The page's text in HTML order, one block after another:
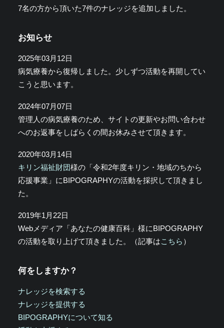
7名の方から頂いた7件のナレッジを追加しました。
お知らせ
2025年03月12日
病気療養から復帰しました。少しずつ活動を再開してい
こうと思います。
2024年07月07日
管理人の病気療養のため、サイトの更新やお問い合わせ
へのお返事をしばらくの間お休みさせて頂きます。
2020年03月14日
キリン福祉財団様の「令和2年度キリン・地域のちから
応援事業」にBIPOGRAPHYの活動を採択して頂きまし
た。
2019年1月22日
Webメディア「あなたの健康百科」様にBIPOGRAPHY
の活動を取り上げて頂きました。（記事はこちら ）
何をしますか？
ナレッジを検索する
ナレッジを提供する
BIPOGRAPHYについて知る